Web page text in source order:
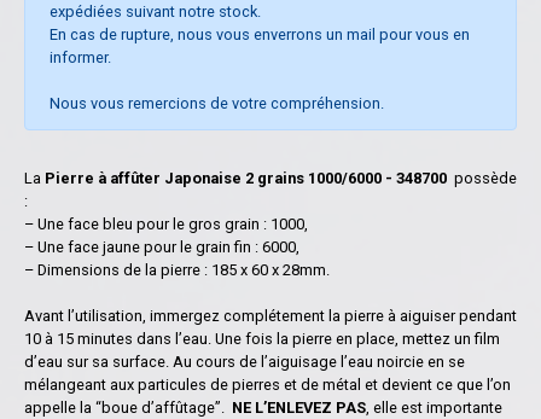
expédiées suivant notre stock.
En cas de rupture, nous vous enverrons un mail pour vous en
informer.
Nous vous remercions de votre compréhension.
La Pierre à affûter Japonaise 2 grains 1000/6000 - 348700 possède
:
– Une face bleu pour le gros grain : 1000,
– Une face jaune pour le grain fin : 6000,
– Dimensions de la pierre : 185 x 60 x 28mm.
Avant l’utilisation, immergez complétement la pierre à aiguiser pendant
10 à 15 minutes dans l’eau. Une fois la pierre en place, mettez un film
d’eau sur sa surface. Au cours de l’aiguisage l’eau noircie en se
mélangeant aux particules de pierres et de métal et devient ce que l’on
appelle la “boue d’affûtage”. NE L’ENLEVEZ PAS, elle est importante